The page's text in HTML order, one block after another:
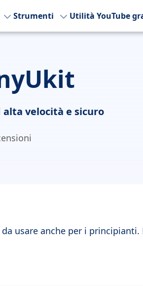
Strumenti Utilità YouTube
velocità e sicuro
usare anche per i principianti.